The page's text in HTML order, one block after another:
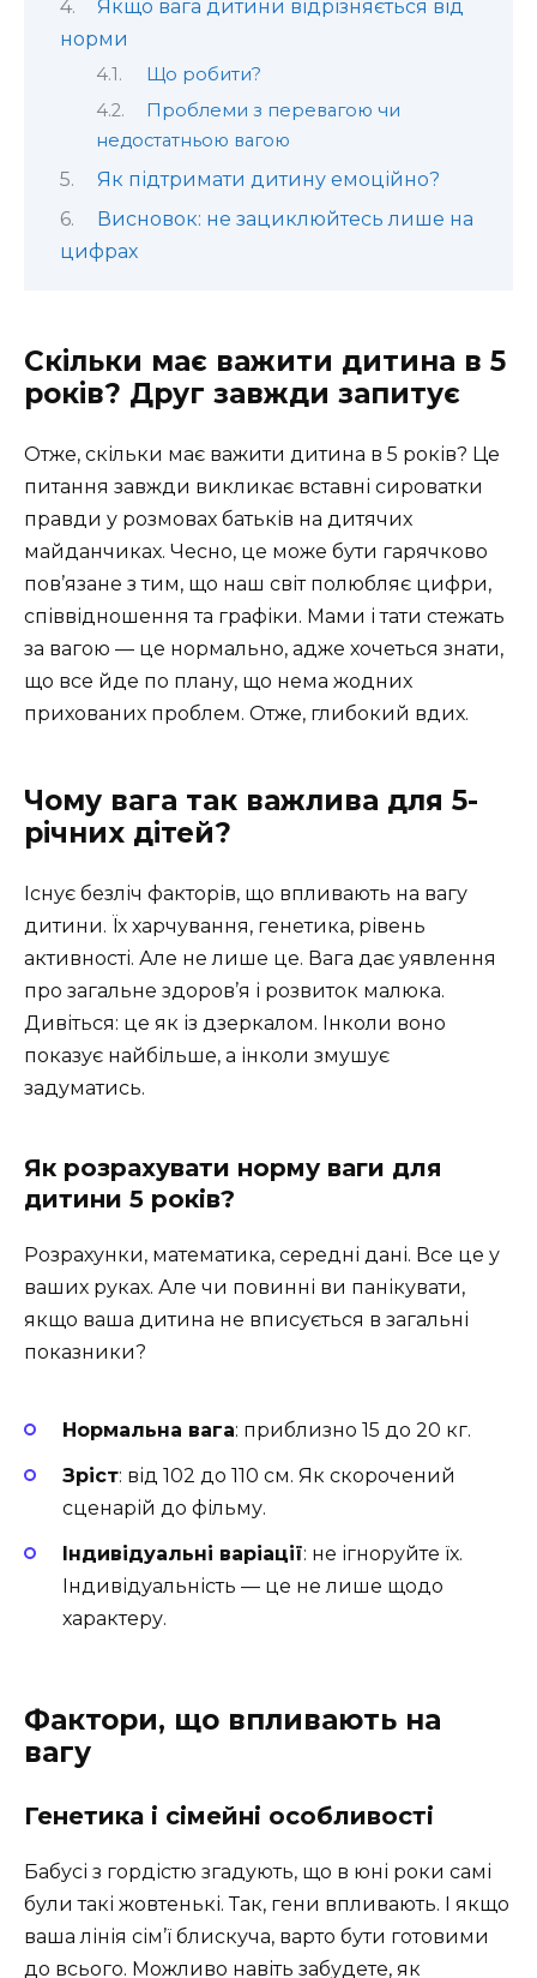
Якщо вага дитини відрізняється від
норми
Що робити?
Проблеми з перевагою чи
недостатньою вагою
Як підтримати дитину емоційно?
Висновок: не зациклюйтесь лише на
цифрах
Скільки має важити дитина в 5
років? Друг завжди запитує
Отже, скільки має важити дитина в 5 років? Це
питання завжди викликає вставні сироватки
правди у розмовах батьків на дитячих
майданчиках. Чесно, це може бути гарячково
пов’язане з тим, що наш світ полюбляє цифри,
співвідношення та графіки. Мами і тати стежать
за вагою — це нормально, адже хочеться знати,
що все йде по плану, що нема жодних
прихованих проблем. Отже, глибокий вдих.
Чому вага так важлива для 5-
річних дітей?
Існує безліч факторів, що впливають на вагу
дитини. Їх харчування, генетика, рівень
активності. Але не лише це. Вага дає уявлення
про загальне здоров’я і розвиток малюка.
Дивіться: це як із дзеркалом. Інколи воно
показує найбільше, а інколи змушує
задуматись.
Як розрахувати норму ваги для
дитини 5 років?
Розрахунки, математика, середні дані. Все це у
ваших руках. Але чи повинні ви панікувати,
якщо ваша дитина не вписується в загальні
показники?
Нормальна вага: приблизно 15 до 20 кг.
Зріст: від 102 до 110 см. Як скорочений
сценарій до фільму.
Індивідуальні варіації: не ігноруйте їх.
Індивідуальність — це не лише щодо
характеру.
Фактори, що впливають на
вагу
Генетика і сімейні особливості
Бабусі з гордістю згадують, що в юні роки самі
були такі жовтенькі. Так, гени впливають. І якщо
ваша лінія сім’ї блискуча, варто бути готовими
до всього. Можливо навіть забудете, як